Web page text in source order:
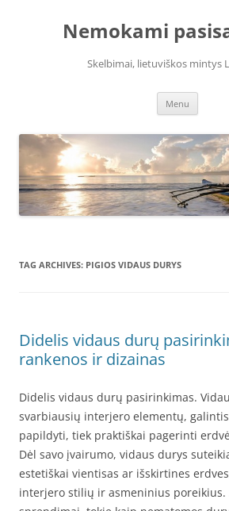
Nemokami
Skelbimai, lietuviškos mintys
Menu
TAG ARCHIVES: PIGIOS VIDAUS DURYS
Didelis vidaus durų
rankenos ir dizainas
Didelis vidaus durų pasirinkimas.
svarbiausių interjero elementų,
papildyti, tiek praktiškai pagerinti
Dėl savo įvairumo, vidaus durys
estetiškai vientisas ar išskirtines
interjero stilių ir asmeninius poreikius.